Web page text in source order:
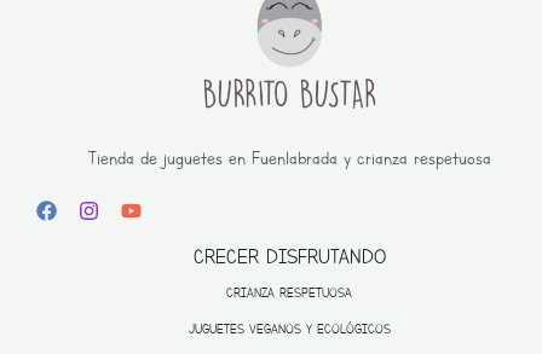
Tienda de juguetes en Fuenlabrada y crianza respetuosa
CRECER DISFRUTANDO
CRIANZA RESPETUOSA
JUGUETES VEGANOS Y ECOLÓGICOS